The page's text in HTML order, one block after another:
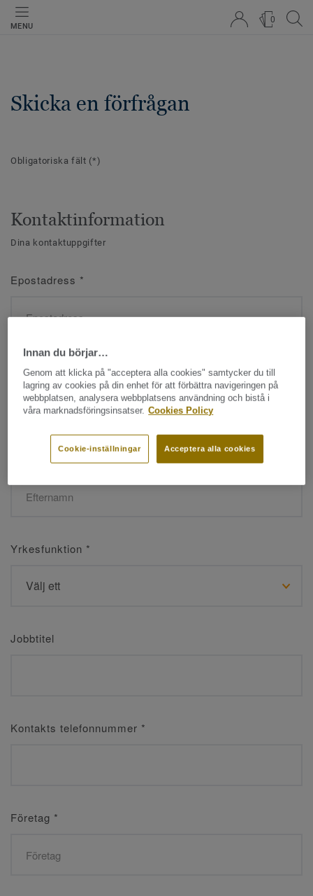
MENU
0
Skicka en förfrågan
Obligatoriska fält (*)
Kontaktinformation
Dina kontaktuppgifter
Epostadress *
Namn*
Efternamn*
Yrkesfunktion *
Jobbtitel
Kontakts telefonnummer *
Företag *
Innan du börjar…
Genom att klicka på "acceptera alla cookies" samtycker du till
lagring av cookies på din enhet för att förbättra navigeringen på
webbplatsen, analysera webbplatsens användning och bistå i
våra marknadsföringsinsatser. Cookies Policy
Acceptera alla cookies
Cookie-inställningar